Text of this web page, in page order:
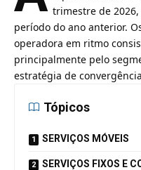
trimestre de
período do ano anterior.
operadora em ritmo
principalmente pelo
estratégia de
Tópicos
SERVIÇOS MÓVEIS
SERVIÇOS FIXOS E